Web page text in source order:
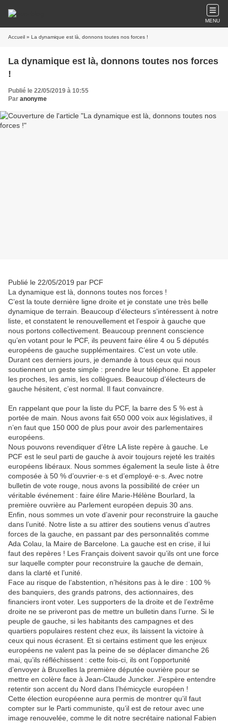
MENU
Accueil » La dynamique est là, donnons toutes nos forces !
La dynamique est là, donnons toutes nos forces
!
Publié le 22/05/2019 à 10:55
Par anonyme
Publié le 22/05/2019 par PCF
La dynamique est là, donnons toutes nos forces !
C’est la toute dernière ligne droite et je constate une très belle
dynamique de terrain. Beaucoup d’électeurs s’intéressent à notre
liste, et constatent le renouvellement et l’espoir à gauche que
nous portons collectivement. Beaucoup prennent conscience
qu’en votant pour le PCF, ils peuvent faire élire 4 ou 5 députés
européens de gauche supplémentaires. C’est un vote utile.
Durant ces derniers jours, je demande à tous ceux qui nous
soutiennent un geste simple : prendre leur téléphone. Et appeler
les proches, les amis, les collègues. Beaucoup d’électeurs de
gauche hésitent, c’est normal. Il faut convaincre.
En rappelant que pour la liste du PCF, la barre des 5 % est à
portée de main. Nous avons fait 650 000 voix aux législatives, il
n’en faut que 150 000 de plus pour avoir des parlementaires
européens.
Nous pouvons revendiquer d’être LA liste repère à gauche. Le
PCF est le seul parti de gauche à avoir toujours rejeté les traités
européens libéraux. Nous sommes également la seule liste à être
composée à 50 % d’ouvrier·e·s et d’employé·e·s. Avec notre
bulletin de vote rouge, nous avons la possibilité de créer un
véritable événement : faire élire Marie-Hélène Bourlard, la
première ouvrière au Parlement européen depuis 30 ans.
Enfin, nous sommes un vote d’avenir pour reconstruire la gauche
dans l’unité. Notre liste a su attirer des soutiens venus d’autres
forces de la gauche, en passant par des personnalités comme
Ada Colau, la Maire de Barcelone. La gauche est en crise, il lui
faut des repères ! Les Français doivent savoir qu’ils ont une force
sur laquelle compter pour reconstruire la gauche de demain,
dans la clarté et l’unité.
Face au risque de l’abstention, n’hésitons pas à le dire : 100 %
des banquiers, des grands patrons, des actionnaires, des
financiers iront voter. Les supporters de la droite et de l’extrême
droite ne se priveront pas de mettre un bulletin dans l’urne. Si le
peuple de gauche, si les habitants des campagnes et des
quartiers populaires restent chez eux, ils laissent la victoire à
ceux qui nous écrasent. Et si certains estiment que les enjeux
européens ne valent pas la peine de se déplacer dimanche 26
mai, qu’ils réfléchissent : cette fois-ci, ils ont l’opportunité
d’envoyer à Bruxelles la première députée ouvrière pour se
mettre en colère face à Jean-Claude Juncker. J’espère entendre
retentir son accent du Nord dans l’hémicycle européen !
Cette élection européenne aura permis de montrer qu’il faut
compter sur le Parti communiste, qu’il est de retour avec une
image renouvelée, comme le dit notre secrétaire national Fabien